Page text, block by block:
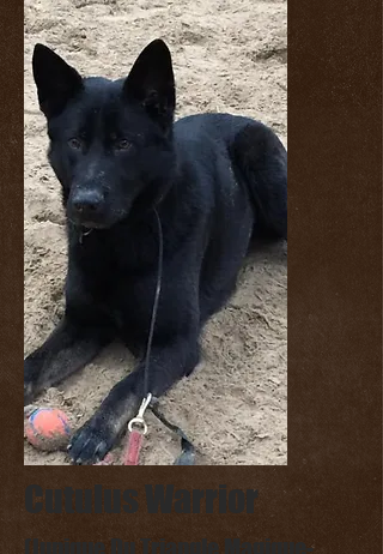
Cutulus Warrior
(Junique Du Triangle Magique-